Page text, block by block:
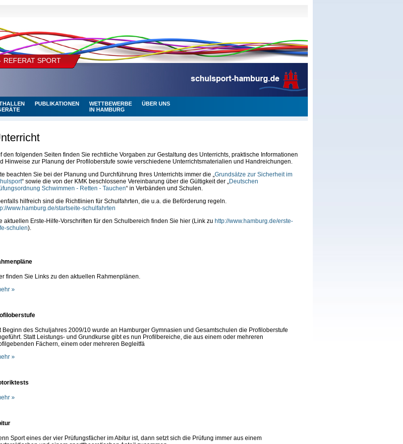
REFERAT SPORT
PUBLIKATIONEN
WETTBEWERBE
IN HAMBURG
ÜBER UNS
den folgenden Seiten finden Sie rechtliche Vorgaben zur Gestaltung des Unterrichts, praktische Informationen
Hinweise zur Planung der Profiloberstufe sowie verschiedene Unterrichtsmaterialien und Handreichungen.
beachten Sie bei der Planung und Durchführung Ihres Unterrichts immer die „Grundsätze zur Sicherheit im
“ sowie die von der KMK beschlossene Vereinbarung über die Gültigkeit der „Deutschen
Schwimmen - Retten - Tauchen“ in Verbänden und Schulen.
hilfreich sind die Richtlinien für Schulfahrten, die u.a. die Beförderung regeln.
www.hamburg.de/startseite-schulfahrten
aktuellen Erste-Hilfe-Vorschriften für den Schulbereich finden Sie hier (Link zu http://www.hamburg.de/erste-
schulen).
finden Sie Links zu den aktuellen Rahmenplänen.
»
Beginn des Schuljahres 2009/10 wurde an Hamburger Gymnasien und Gesamtschulen die Profiloberstufe
Statt Leistungs- und Grundkurse gibt es nun Profilbereiche, die aus einem oder mehreren
Fächern, einem oder mehreren Begleitfä
»
»
Sport eines der vier Prüfungsfächer im Abitur ist, dann setzt sich die Prüfung immer aus einem